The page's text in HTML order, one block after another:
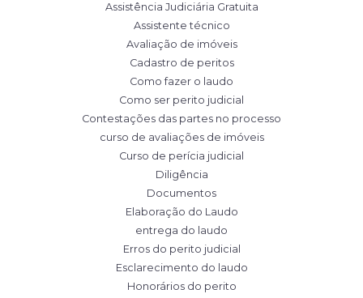
Assistência Judiciária Gratuita
Assistente técnico
Avaliação de imóveis
Cadastro de peritos
Como fazer o laudo
Como ser perito judicial
Contestações das partes no processo
curso de avaliações de imóveis
Curso de perícia judicial
Diligência
Documentos
Elaboração do Laudo
entrega do laudo
Erros do perito judicial
Esclarecimento do laudo
Honorários do perito